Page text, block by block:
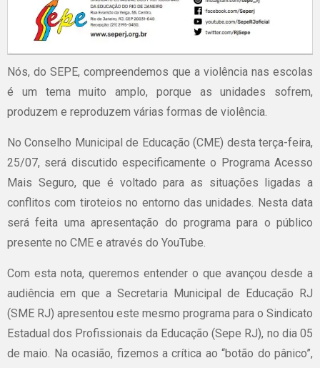
Nós, do SEPE, compreendemos que a violência nas escolas
é um tema muito amplo, porque as unidades sofrem,
produzem e reproduzem várias formas de violência.
No Conselho Municipal de Educação (CME) desta terça-feira,
25/07, será discutido especificamente o Programa Acesso
Mais Seguro, que é voltado para as situações ligadas a
conflitos com tiroteios no entorno das unidades. Nesta data
será feita uma apresentação do programa para o público
presente no CME e através do YouTube.
Com esta nota, queremos entender o que avançou desde a
audiência em que a Secretaria Municipal de Educação RJ
(SME RJ) apresentou este mesmo programa para o Sindicato
Estadual dos Profissionais da Educação (Sepe RJ), no dia 05
de maio. Na ocasião, fizemos a crítica ao “botão do pânico”,